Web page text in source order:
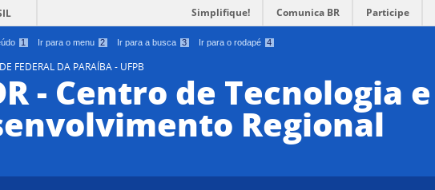
1 Ir para o menu 2 Ir para a busca 3 Ir para o rodapé 4
Simplifique! Comunica BR Participe
FEDERAL DA PARAÍBA - UFPB
- Centro de Tecnologia e
Regional